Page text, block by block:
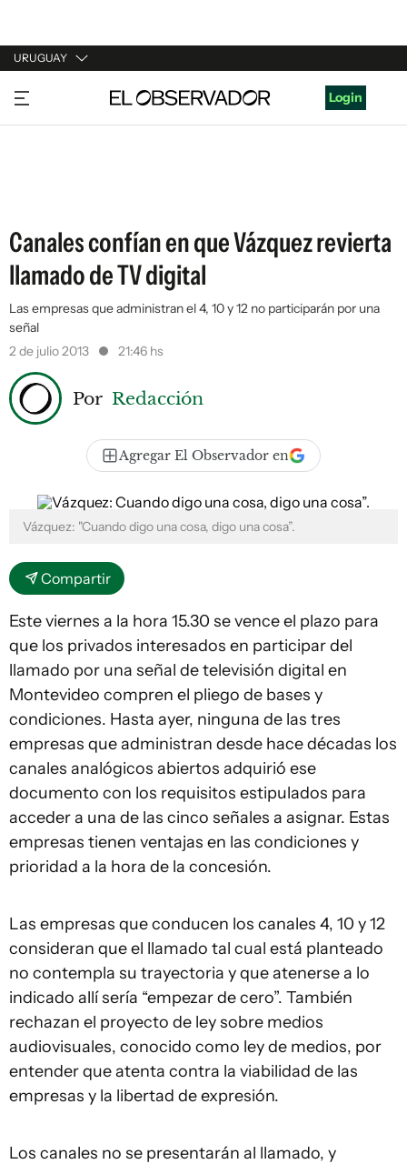
URUGUAY
URUGUAY
ARGENTINA
Login
Canales confían en que Vázquez revierta
llamado de TV digital
Las empresas que administran el 4, 10 y 12 no participarán por una
señal
2 de julio 2013
21:46 hs
Por Redacción
Agregar El Observador en
Vázquez: "Cuando digo una cosa, digo una cosa”.
Compartir
Este viernes a la hora 15.30 se vence el plazo para
que los privados interesados en participar del
llamado por una señal de televisión digital en
Montevideo compren el pliego de bases y
condiciones. Hasta ayer, ninguna de las tres
empresas que administran desde hace décadas los
canales analógicos abiertos adquirió ese
documento con los requisitos estipulados para
acceder a una de las cinco señales a asignar. Estas
empresas tienen ventajas en las condiciones y
prioridad a la hora de la concesión.
Las empresas que conducen los canales 4, 10 y 12
consideran que el llamado tal cual está planteado
no contempla su trayectoria y que atenerse a lo
indicado allí sería “empezar de cero”. También
rechazan el proyecto de ley sobre medios
audiovisuales, conocido como ley de medios, por
entender que atenta contra la viabilidad de las
empresas y la libertad de expresión.
Los canales no se presentarán al llamado, y